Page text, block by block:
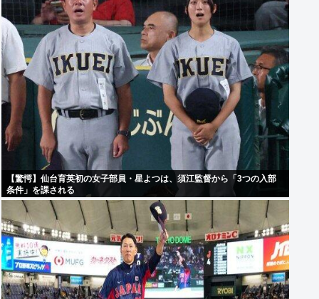
【驚愕】仙台育英初の女子部員・星よつは、須江監督から「3つの入部
条件」を課される